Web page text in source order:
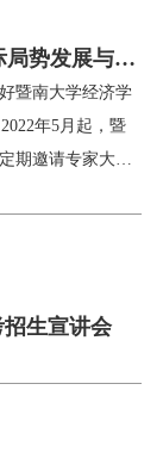
会专家库专家、
协会商标专业委
审计局特约审计
极参加
势发展与中
暨南大学经济学
年5月起，暨
期邀请专家大咖
/华侨华人研究院
粤港澳大湾区研
社会智库海国图
生宣讲会